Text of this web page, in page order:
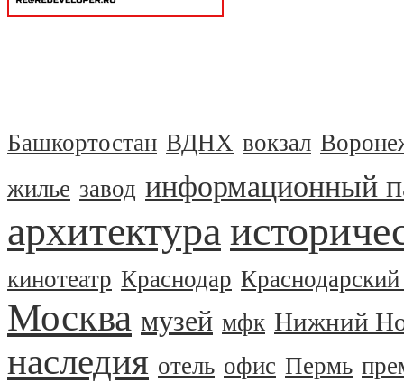
Башкортостан ВДНХ вокзал
жилье завод информационный
архитектура
кинотеатр Краснодар
Москва музей мфк Нижний
наследия отель офис Пермь